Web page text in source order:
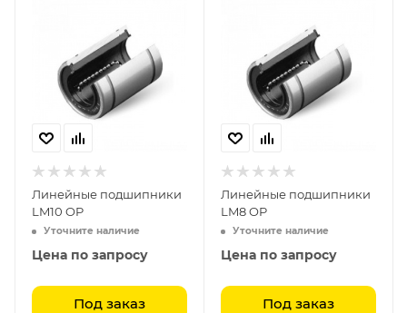
Линейные подшипники
LM10 OP
Уточните наличие
Цена по запросу
Под заказ
Линейные подшипники
LM8 OP
Уточните наличие
Цена по запросу
Под заказ